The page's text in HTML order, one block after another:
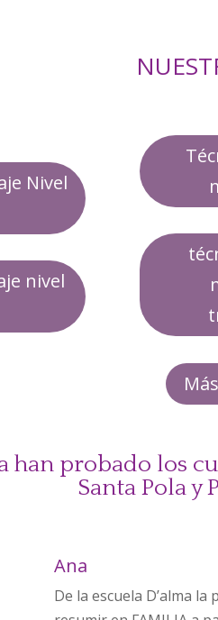
Nivel
nivel
han probado los
Santa Pola y
Ana
De la escuela D’alma la